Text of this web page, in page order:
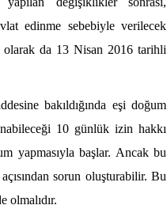
edinme sebebiyle verilecek
olarak da 13 Nisan 2016 tarihli
bakıldığında eşi doğum
10 günlük izin hakkı
yapmasıyla başlar. Ancak bu
sorun oluşturabilir. Bu
olmalıdır.